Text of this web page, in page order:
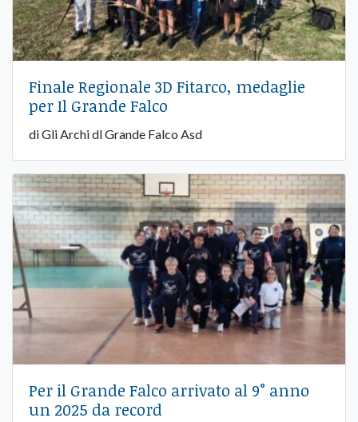
Finale Regionale 3D Fitarco, medaglie
per Il Grande Falco
di Gli Archi dl Grande Falco Asd
Per il Grande Falco arrivato al 9° anno
un 2025 da record